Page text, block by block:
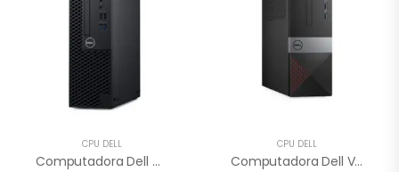
CPU DELL
Computadora Dell OptiPlex 3070
CPU DELL
Computadora Dell Vostro 3471